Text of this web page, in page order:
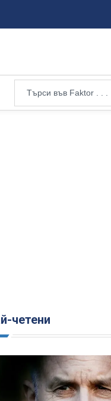
трафик на мигранти от
четени